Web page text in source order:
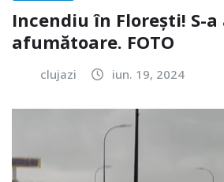
Incendiu în Florești! S-
afumătoare. FOTO
clujazi iun. 19, 2024